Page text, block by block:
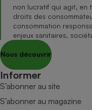
non lucratif qui agit, en
droits des
consommation
enjeux sanitaires,
Nous découvrir
Informer
S’abonner au site
S’abonner au magazine